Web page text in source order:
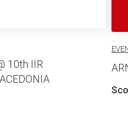
10th IIR